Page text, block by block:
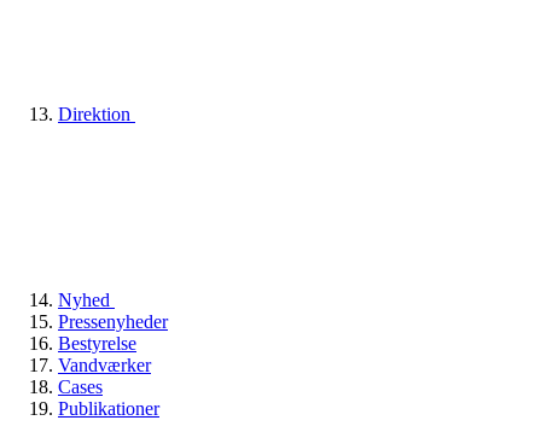
Direktion
Nyhed
Pressenyheder
Bestyrelse
Vandværker
Cases
Publikationer